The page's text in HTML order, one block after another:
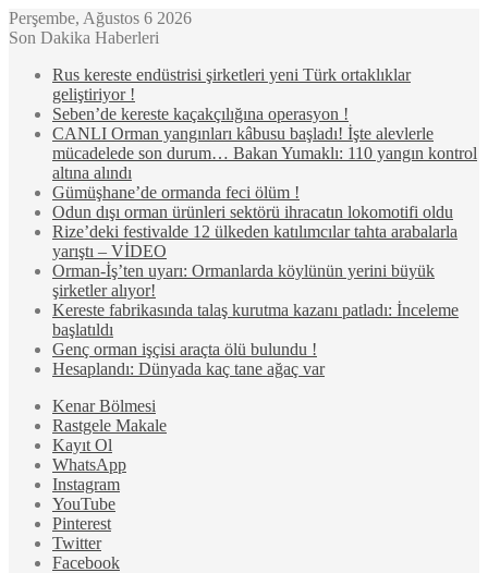
Perşembe, Ağustos 6 2026
Son Dakika Haberleri
Rus kereste endüstrisi şirketleri yeni Türk ortaklıklar
geliştiriyor !
Seben’de kereste kaçakçılığına operasyon !
CANLI Orman yangınları kâbusu başladı! İşte alevlerle
mücadelede son durum… Bakan Yumaklı: 110 yangın kontrol
altına alındı
Gümüşhane’de ormanda feci ölüm !
Odun dışı orman ürünleri sektörü ihracatın lokomotifi oldu
Rize’deki festivalde 12 ülkeden katılımcılar tahta arabalarla
yarıştı – VİDEO
Orman-İş’ten uyarı: Ormanlarda köylünün yerini büyük
şirketler alıyor!
Kereste fabrikasında talaş kurutma kazanı patladı: İnceleme
başlatıldı
Genç orman işçisi araçta ölü bulundu !
Hesaplandı: Dünyada kaç tane ağaç var
Kenar Bölmesi
Rastgele Makale
Kayıt Ol
WhatsApp
Instagram
YouTube
Pinterest
Twitter
Facebook